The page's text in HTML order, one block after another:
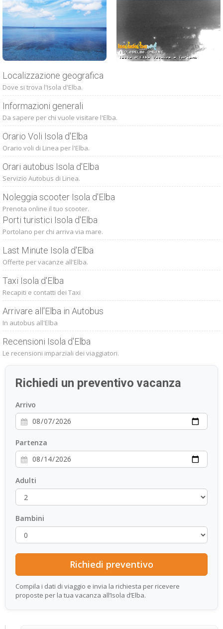
Localizzazione geografica
Dove si trova l'Isola d'Elba.
Informazioni generali
Da sapere per chi vuole visitare l'Elba.
Orario Voli Isola d'Elba
Orario voli di Linea per l'Elba.
Orari autobus Isola d'Elba
Servizio Autobus di Linea.
Noleggia scooter Isola d'Elba
Prenota online il tuo scooter.
Porti turistici Isola d'Elba
Portolano per chi arriva via mare.
Last Minute Isola d'Elba
Offerte per vacanze all'Elba.
Taxi Isola d'Elba
Recapiti e contatti dei Taxi
Arrivare all'Elba in Autobus
In autobus all'Elba
Recensioni Isola d'Elba
Le recensioni imparziali dei viaggiatori.
Richiedi un preventivo vacanza
Arrivo
Partenza
Adulti
Bambini
Compila i dati di viaggio e invia la richiesta per ricevere
proposte per la tua vacanza all’Isola d’Elba.